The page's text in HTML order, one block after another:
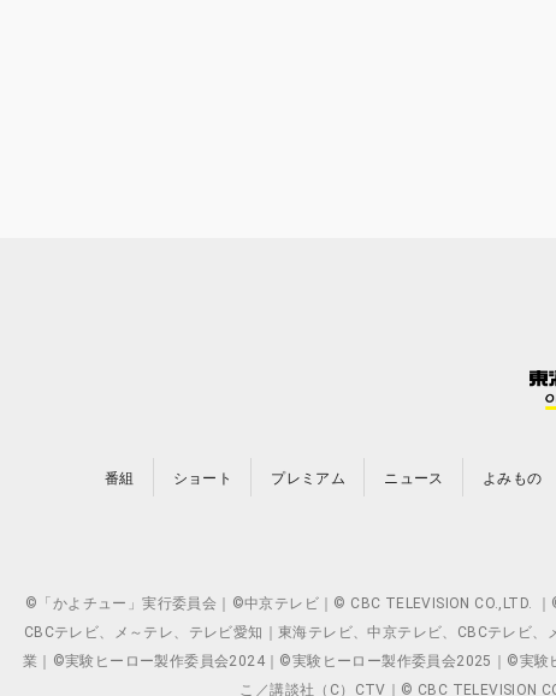
番組 ショート プレミアム ニュース よみもの
©「かよチュー」実行委員会｜©中京テレビ｜© CBC TELEVISION CO.,LTD.
CBCテレビ、メ～テレ、テレビ愛知｜東海テレビ、中京テレビ、CBCテレビ
業｜©実験ヒーロー製作委員会2024｜©実験ヒーロー製作委員会2025｜©実験
こ／講談社（C）CTV｜© CBC TELEVISION